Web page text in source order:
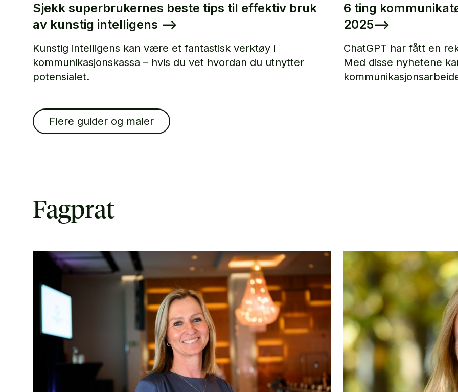
Sjekk superbrukernes beste tips til effektiv bruk
av kunstig intelligens –>
Kunstig intelligens kan være et fantastisk verktøy i
kommunikasjonskassa – hvis du vet hvordan du utnytter
potensialet.
6 ting
2025–>
ChatGPT har fått en
Med disse nyhetene
Flere guider og maler
Fagprat